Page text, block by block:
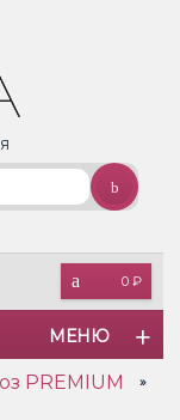
0 ₽
МЕНЮ
PREMIUM »